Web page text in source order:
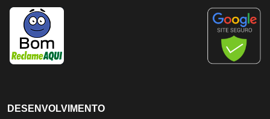
DESENVOLVIMENTO